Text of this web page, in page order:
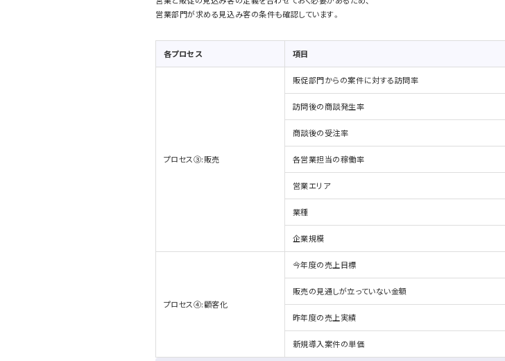
営業部門が求める見込み客の条件も確認しています。
各プロセス 項目
プロセス③:販売
販促部門からの案件に対する訪問率
訪問後の商談発生率
商談後の受注率
各営業担当の稼働率
営業エリア
業種
企業規模
プロセス④:顧客化
今年度の売上目標
販売の見通しが立っていない金額
昨年度の売上実績
新規導入案件の単価